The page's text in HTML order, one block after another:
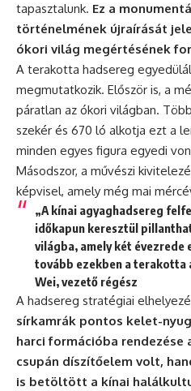
tapasztalunk. Ez a
történelmének újraírását
ókori világ megértésének
A terakotta hadsereg
megmutatkozik. Először is, a
páratlan az ókori világban.
szekér és 670 ló alkotja ezt a
minden egyes figura egyedi
Másodszor, a művészi
képvisel, amely még mai
„A kínai agyaghadsereg
időkapun keresztül
világba, amely két évezrede
tovább ezekben a terakotta
Wei, vezető régész
A hadsereg stratégiai
sírkamrák pontos kelet-
harci formációba rendezése
csupán díszítőelem volt,
is betöltött a kínai